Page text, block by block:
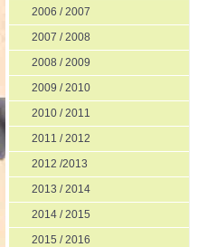
2006 / 2007
2007 / 2008
2008 / 2009
2009 / 2010
2010 / 2011
2011 / 2012
2012 /2013
2013 / 2014
2014 / 2015
2015 / 2016